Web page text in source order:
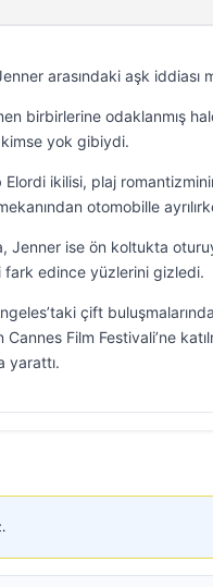
arasındaki aşk
birbirlerine odaklanmış
yok gibiydi.
ikilisi, plaj
otomobille
Jenner ise ön koltukta
fark edince yüzlerini gizledi.
çift
Cannes Film Festivali’ne
yarattı.